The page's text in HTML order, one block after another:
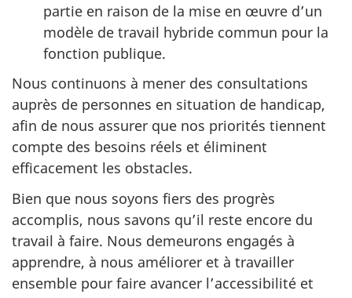
partie en raison de la mise en œuvre d’un
modèle de travail hybride commun pour la
fonction publique.
Nous continuons à mener des consultations
auprès de personnes en situation de handicap,
afin de nous assurer que nos priorités tiennent
compte des besoins réels et éliminent
efficacement les obstacles.
Bien que nous soyons fiers des progrès
accomplis, nous savons qu’il reste encore du
travail à faire. Nous demeurons engagés à
apprendre, à nous améliorer et à travailler
ensemble pour faire avancer l’accessibilité et